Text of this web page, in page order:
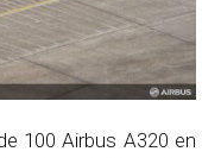
100 Airbus A320 en